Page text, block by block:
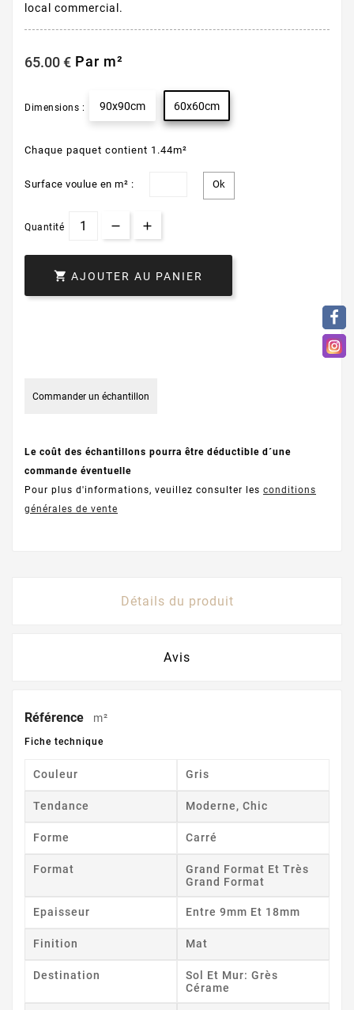
local commercial.
65.00 € Par m²
Dimensions : 90x90cm 60x60cm
Chaque paquet contient 1.44m²
Surface voulue en m² :
Quantité
 AJOUTER AU PANIER
Commander un échantillon
Le coût des échantillons pourra être déductible d´une
commande éventuelle
Pour plus d'informations, veuillez consulter les conditions
générales de vente
Détails du produit
Avis
Référence m²
Fiche technique
Couleur Gris
Tendance Moderne, Chic
Forme Carré
Format
Grand Format Et Très
Grand Format
Epaisseur Entre 9mm Et 18mm
Finition Mat
Destination
Sol Et Mur: Grès
Cérame